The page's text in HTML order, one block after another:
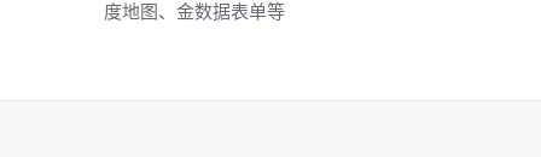
度地图、金数据表单等